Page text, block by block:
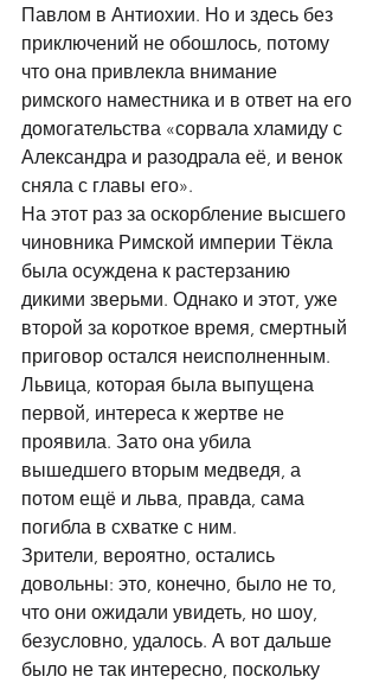
Павлом в Антиохии. Но и здесь без
приключений не обошлось, потому
что она привлекла внимание
римского наместника и в ответ на его
домогательства «сорвала хламиду с
Александра и разодрала её, и венок
сняла с главы его».
На этот раз за оскорбление высшего
чиновника Римской империи Тёкла
была осуждена к растерзанию
дикими зверьми. Однако и этот, уже
второй за короткое время, смертный
приговор остался неисполненным.
Львица, которая была выпущена
первой, интереса к жертве не
проявила. Зато она убила
вышедшего вторым медведя, а
потом ещё и льва, правда, сама
погибла в схватке с ним.
Зрители, вероятно, остались
довольны: это, конечно, было не то,
что они ожидали увидеть, но шоу,
безусловно, удалось. А вот дальше
было не так интересно, поскольку